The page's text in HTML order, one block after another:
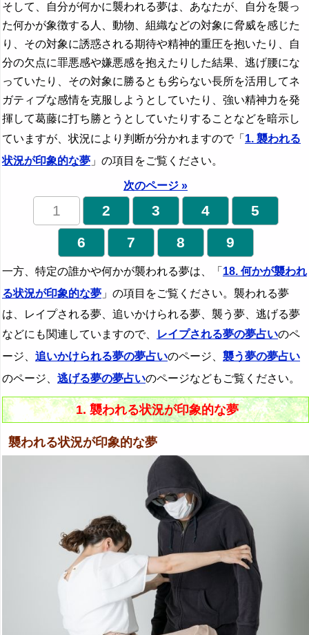
そして、自分が何かに襲われる夢は、あなたが、自分を襲っ
た何かが象徴する人、動物、組織などの対象に脅威を感じた
り、その対象に誘惑される期待や精神的重圧を抱いたり、自
分の欠点に罪悪感や嫌悪感を抱えたりした結果、逃げ腰にな
っていたり、その対象に勝るとも劣らない長所を活用してネ
ガティブな感情を克服しようとしていたり、強い精神力を発
揮して葛藤に打ち勝とうとしていたりすることなどを暗示し
ていますが、状況により判断が分かれますので「 1. 襲われる
状況が印象的な夢 」の項目をご覧ください。
次のページ »
1 2 3 4
5
6
7 8 9
一方、特定の誰かや何かが襲われる夢は、「 18. 何かが襲われ
る状況が印象的な夢 」の項目をご覧ください。襲われる夢
は、レイプされる夢、追いかけられる夢、襲う夢、逃げる夢
などにも関連していますので、
レイプされる夢の夢占いのペ
ージ、 追いかけられる夢の夢占いのページ、 襲う夢の夢占い
のページ、 逃げる夢の夢占いのページなどもご覧ください。
1. 襲われる状況が印象的な夢
襲われる状況が印象的な夢